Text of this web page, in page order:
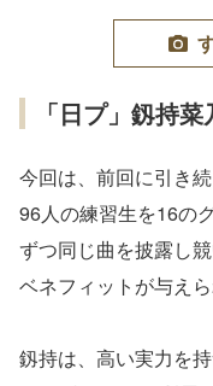
「日プ」釼持
今回は、前回に引き
96人の練習生を16の
ずつ同じ曲を披露し
ベネフィットが与えら
釼持は、高い実力を